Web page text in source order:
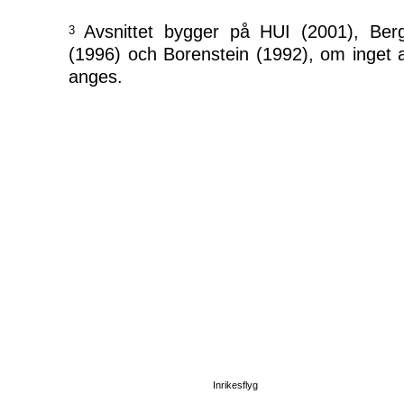
3 Avsnittet bygger på HUI (2001),
(1996) och Borenstein (1992), om inget
anges.
Inrikesflyg